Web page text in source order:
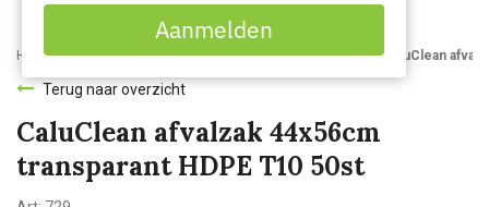
Home Webshop Afvalbakken en -zakken Vuilniszakken CaluClean
Terug naar overzicht
CaluClean afvalzak 44x56cm
transparant HDPE T10 50st
email
Aanmelden